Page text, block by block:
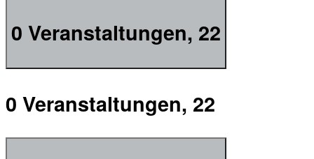
0 Veranstaltungen, 22
0 Veranstaltungen, 22